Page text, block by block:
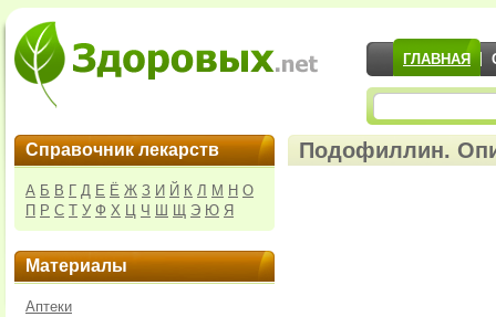
ГЛАВНАЯ
Справочник лекарств
А Б В Г Д Е Ё Ж З И Й К Л М Н О
П Р С Т У Ф Х Ц Ч Ш Щ Э Ю Я
Материалы
Аптеки
Подофиллин.